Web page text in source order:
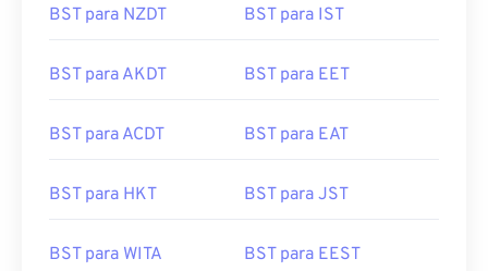
BST para NZDT BST para IST
BST para AKDT BST para EET
BST para ACDT BST para EAT
BST para HKT BST para JST
BST para WITA BST para EEST